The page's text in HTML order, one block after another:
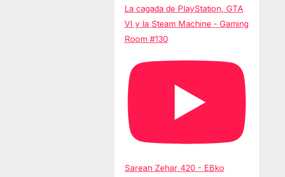
La cagada de PlayStation, GTA
VI y la Steam Machine - Gaming
Room #130
Sarean Zehar 420 - EBko